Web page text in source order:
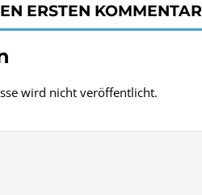
ERSTEN KOMMENTAR
wird nicht veröffentlicht.